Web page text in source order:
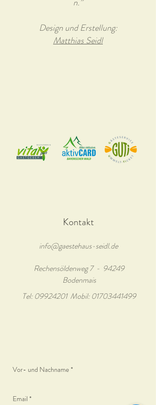
Design und Erstellung:
Matthias Seidl
Kontakt
info@gaestehaus-seidl.de
Rechensöldenweg 7 - 94249
Bodenmais
Tel: 09924201Mobil: 01703441499